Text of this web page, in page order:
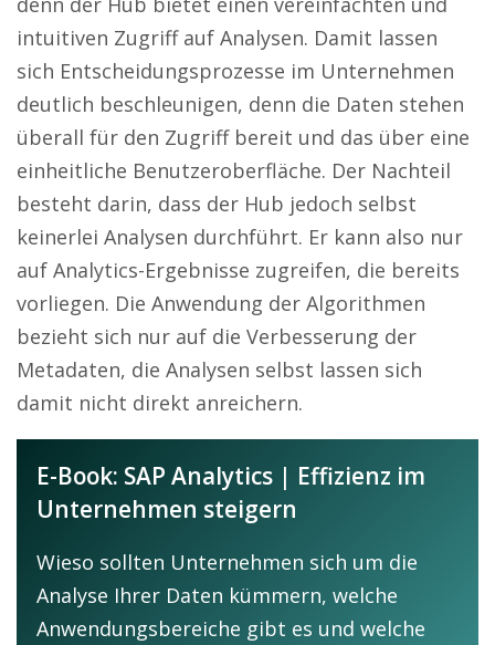
intuitiven Zugriff auf Analysen. Damit lassen
sich Entscheidungsprozesse im Unternehmen
deutlich beschleunigen, denn die Daten stehen
überall für den Zugriff bereit und das über eine
einheitliche Benutzeroberfläche. Der Nachteil
besteht darin, dass der Hub jedoch selbst
keinerlei Analysen durchführt. Er kann also nur
auf Analytics-Ergebnisse zugreifen, die bereits
vorliegen. Die Anwendung der Algorithmen
bezieht sich nur auf die Verbesserung der
Metadaten, die Analysen selbst lassen sich
damit nicht direkt anreichern.
E-Book: SAP Analytics | Effizienz im
Unternehmen steigern
Wieso sollten Unternehmen sich um die
Analyse Ihrer Daten kümmern, welche
Anwendungsbereiche gibt es und welche